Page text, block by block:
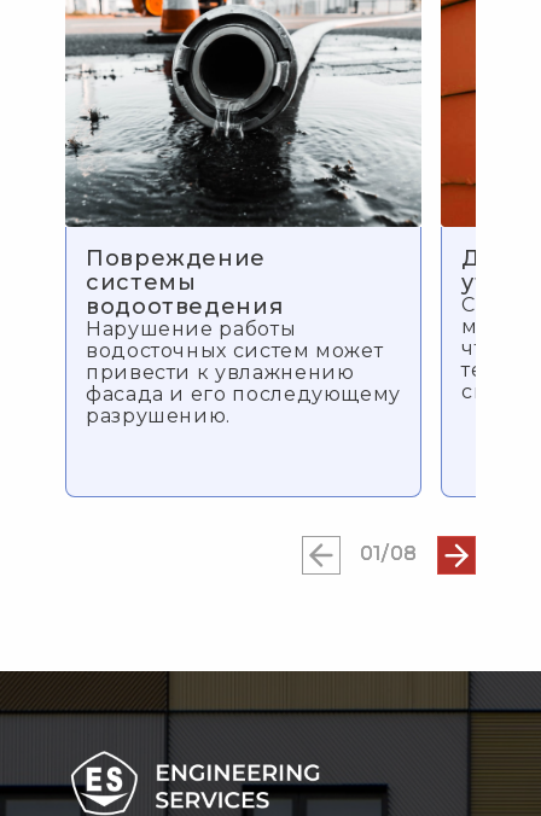
Повреждение
системы
водоотведения
Нарушение работы
водосточных систем может
привести к увлажнению
фасада и его последующему
разрушению.
Со
может
что
01/08
01/08
01/08